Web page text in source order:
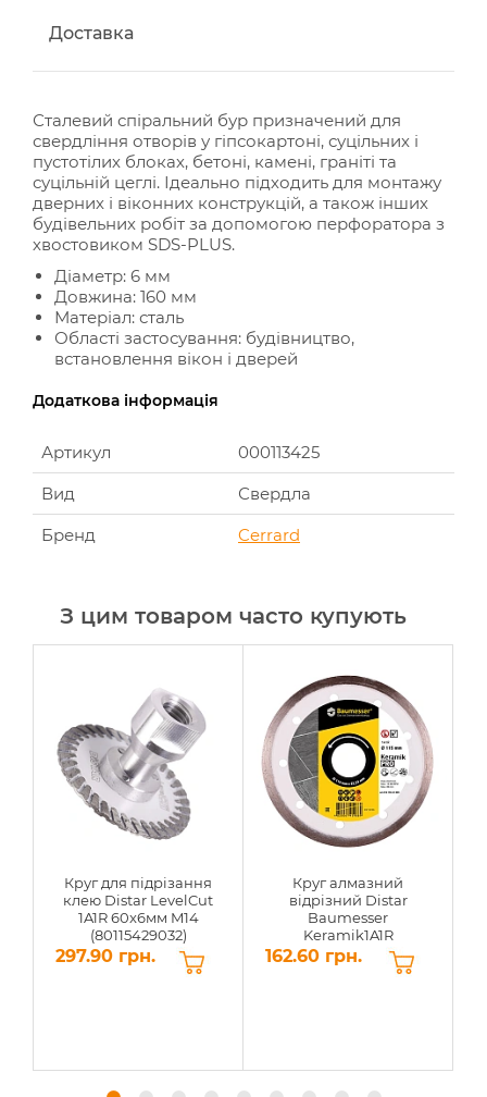
Доставка
Сталевий спіральний бур призначений для
свердління отворів у гіпсокартоні, суцільних і
пустотілих блоках, бетоні, камені, граніті та
суцільній цеглі. Ідеально підходить для монтажу
дверних і віконних конструкцій, а також інших
будівельних робіт за допомогою перфоратора з
хвостовиком SDS-PLUS.
Діаметр: 6 мм
Довжина: 160 мм
Матеріал: сталь
Області застосування: будівництво,
встановлення вікон і дверей
Додаткова інформація
Артикул
000113425
Вид
Свердла
Бренд
Cerrard
З цим товаром часто купують
Круг для підрізання
клею Distar LevelCut
1A1R 60x6мм M14
(80115429032)
297.90 грн.
Круг алмазний
відрізний Distar
Baumesser
Keramik1A1R
115x1,4x8x22,23мм
(91315095009)
162.60 грн.